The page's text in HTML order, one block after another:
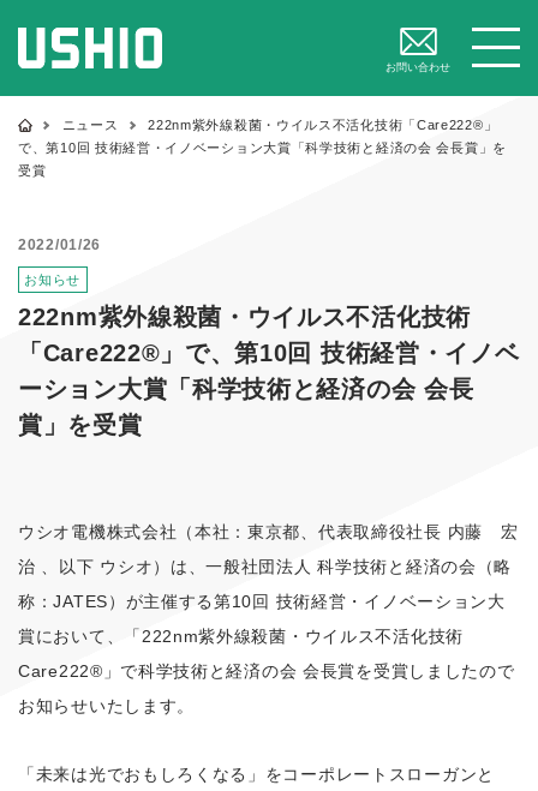
お問い合わせ
ニュース
222nm紫外線殺菌・ウイルス不活化技術「Care222®」
で、第10回 技術経営・イノベーション大賞「科学技術と経済の会 会長賞」を
受賞
2022/01/26
お知らせ
222nm紫外線殺菌・ウイルス不活化技術
「Care222®」で、第10回 技術経営・イノベ
ーション大賞「科学技術と経済の会 会長
賞」を受賞
ウシオ電機株式会社（本社：東京都、代表取締役社長 内藤 宏
治 、以下 ウシオ）は、一般社団法人 科学技術と経済の会（略
称：JATES）が主催する第10回 技術経営・イノベーション大
賞において、「222nm紫外線殺菌・ウイルス不活化技術
Care222®」で科学技術と経済の会 会長賞を受賞しましたので
お知らせいたします。
「未来は光でおもしろくなる」をコーポレートスローガンと